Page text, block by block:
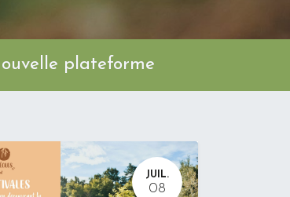
plateforme
JUIL.
08